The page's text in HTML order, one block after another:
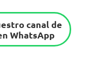
canal de
WhatsApp